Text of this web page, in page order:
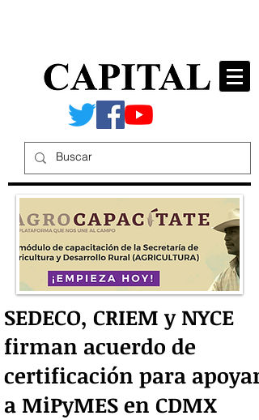
SEDECO, CRIEM y NYCE
firman acuerdo de
certificación para apoyar
a MiPyMES en CDMX